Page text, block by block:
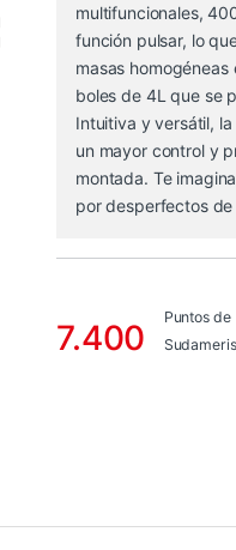
multifuncionales,
función pulsar, lo
masas
boles de 4L que se
Intuitiva y versátil,
un mayor control y
montada. Te
por desperfectos
7.400
Puntos de